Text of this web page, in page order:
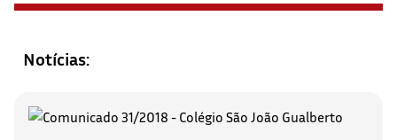
Notícias: